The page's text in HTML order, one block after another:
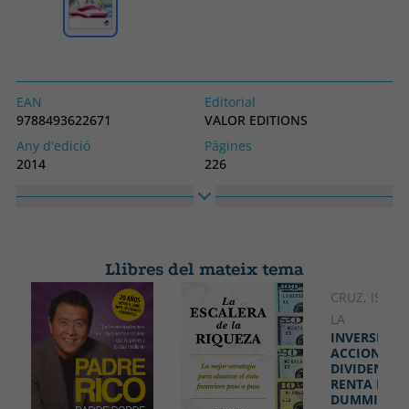
EAN
9788493622671
Editorial
VALOR EDITIONS
Any d'edició
2014
Pàgines
226
Idioma
Llibres del mateix tema
CRUZ,
LA
INVERSIÓN
ACCIONES,
RENTA FIJA
DUMMIES